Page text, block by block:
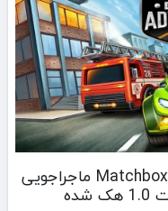
Matchbox Driving Adventures v1.0 Mod ماجراجویی